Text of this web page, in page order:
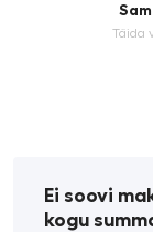
Täida
Ei soovi
kogu